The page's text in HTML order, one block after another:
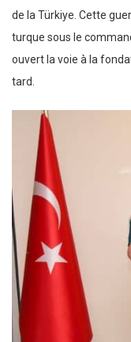
de la Türkiye. Cette
turque sous le
ouvert la voie à la
tard.